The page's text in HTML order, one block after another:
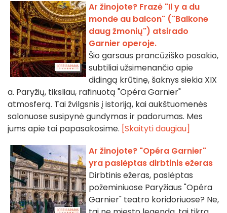
Ar žinojote? Frazė "Il y a du
monde au balcon" ("Balkone
daug žmonių") atsirado
Garnier operoje.
Šio garsaus prancūziško posakio,
subtiliai užsimenančio apie
didingą krūtinę, šaknys siekia XIX
a. Paryžių, tiksliau, rafinuotą "Opéra Garnier"
atmosferą. Tai žvilgsnis į istoriją, kai aukštuomenės
salonuose susipynė gundymas ir padorumas. Mes
jums apie tai papasakosime. [Skaityti daugiau]
Ar žinojote? "Opéra Garnier"
yra paslėptas dirbtinis ežeras
Dirbtinis ežeras, paslėptas
požeminiuose Paryžiaus "Opéra
Garnier" teatro koridoriuose? Ne,